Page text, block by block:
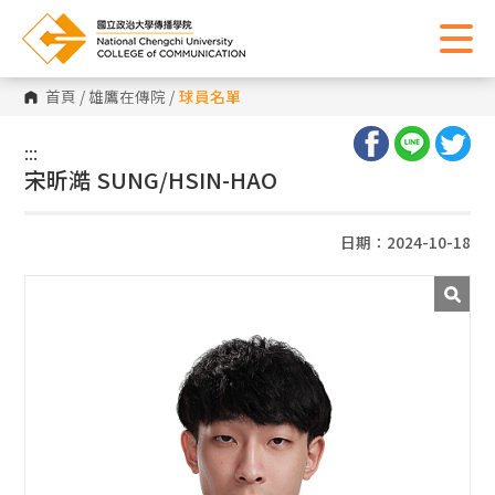
首頁 / 雄鷹在傳院 / 球員名單
:::
:::
宋昕澔 SUNG/HSIN-HAO
日期：2024-10-18